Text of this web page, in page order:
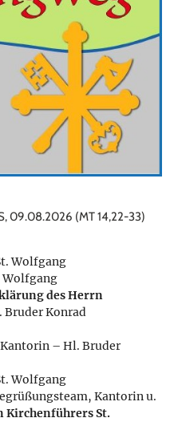
09.08.2026 (MT 14,22-33)
Wolfgang
Wolfgang
des Herrn
Bruder Konrad
– Hl. Bruder
Wolfgang
Kantorin u.
Kirchenführers St.